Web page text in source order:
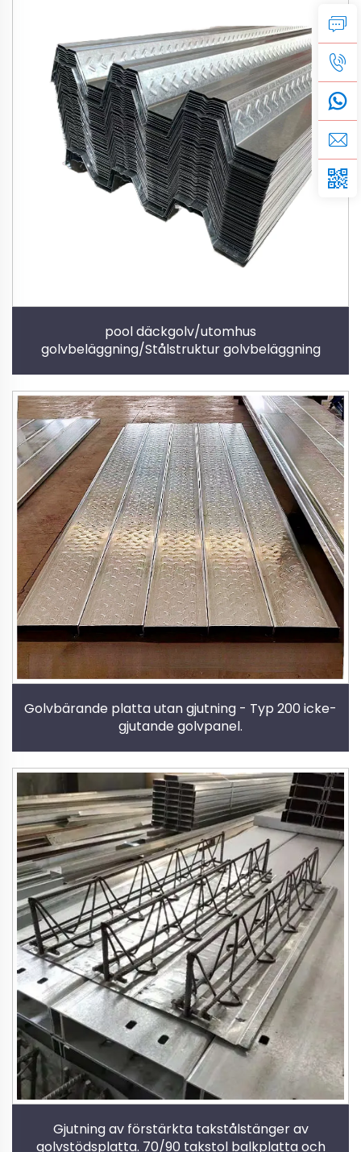
pool däckgolv/utomhus
golvbeläggning/Stålstruktur golvbeläggning
Golvbärande platta utan gjutning - Typ 200 icke-
gjutande golvpanel.
Gjutning av förstärkta takstålstänger av
golvstödsplatta. 70/90 takstol balkplatta och